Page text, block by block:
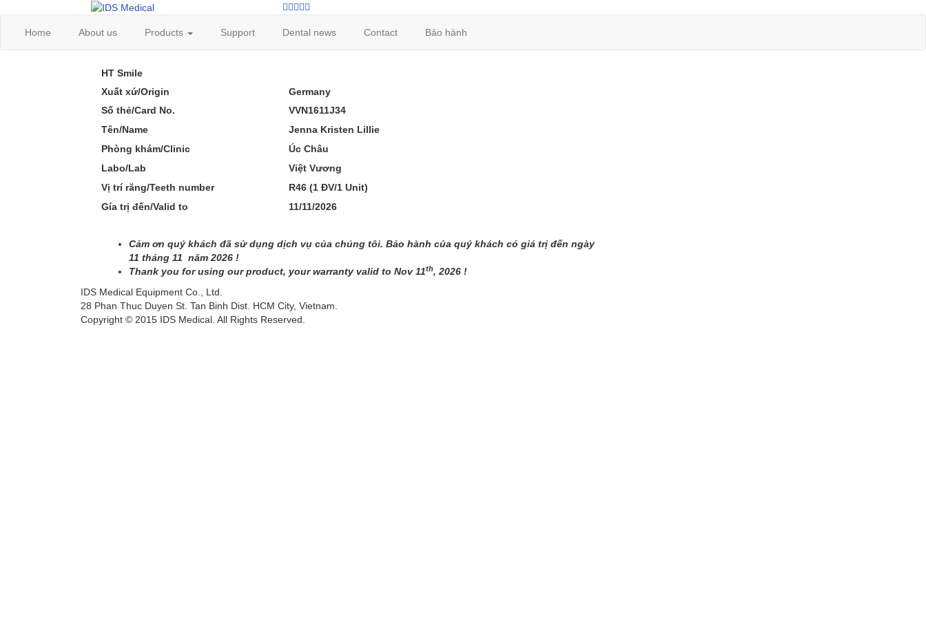
Home About us Products Support Dental news Contact Bảo hành
HT Smile
Xuất xứ/Origin
Germany
Số thẻ/Card No.
VVN1611J34
Tên/Name
Jenna Kristen Lillie
Phòng khám/Clinic
Úc Châu
Labo/Lab
Việt Vương
Vị trí răng/Teeth number
R46 (1 ĐV/1 Unit)
Gía trị đến/Valid to
11/11/2026
Cảm ơn quý khách đã sử dụng dịch vụ của chúng tôi. Bảo hành của quý khách có giá trị đến ngày
11 tháng 11 năm 2026 !
Thank you for using our product, your warranty valid to Nov 11th, 2026 !
IDS Medical Equipment Co., Ltd.
28 Phan Thuc Duyen St. Tan Binh Dist. HCM City, Vietnam.
Copyright © 2015 IDS Medical. All Rights Reserved.